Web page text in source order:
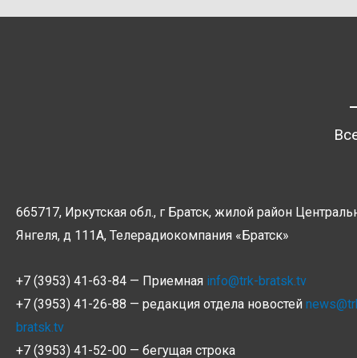
665717, Иркутская обл., г Братск, жилой район
Янгеля, д 111А, Телерадиокомпания «Братск»
+7 (3953) 41-63-84 — Приемная info@trk-bratsk.tv
+7 (3953) 41-26-88 — редакция отдела новостей
bratsk.tv
+7 (3953) 41-52-00 — бегущая строка